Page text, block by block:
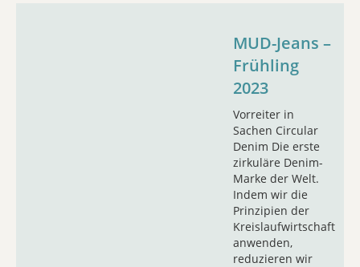
MUD-Jeans –
Frühling
2023
Vorreiter in
Sachen Circular
Denim Die erste
zirkuläre Denim-
Marke der Welt.
Indem wir die
Prinzipien der
Kreislaufwirtschaft
anwenden,
reduzieren wir